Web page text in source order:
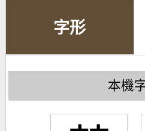
字形
本機